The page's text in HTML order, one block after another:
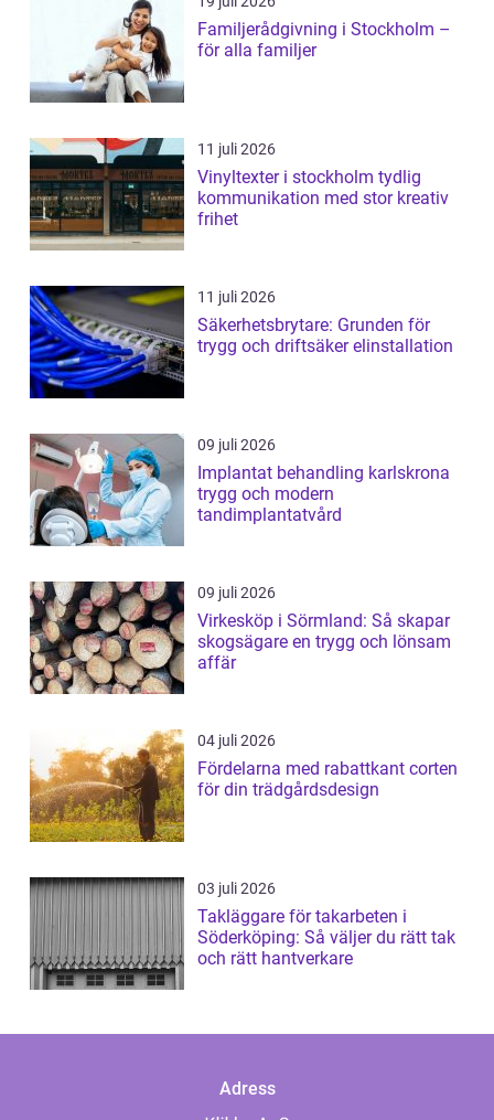
Familjerådgivning i Stockholm –
för alla familjer
11 juli 2026
Vinyltexter i stockholm tydlig
kommunikation med stor kreativ
frihet
11 juli 2026
Säkerhetsbrytare: Grunden för
trygg och driftsäker elinstallation
09 juli 2026
Implantat behandling karlskrona
trygg och modern
tandimplantatvård
09 juli 2026
Virkesköp i Sörmland: Så skapar
skogsägare en trygg och lönsam
affär
04 juli 2026
Fördelarna med rabattkant corten
för din trädgårdsdesign
03 juli 2026
Takläggare för takarbeten i
Söderköping: Så väljer du rätt tak
och rätt hantverkare
Adress